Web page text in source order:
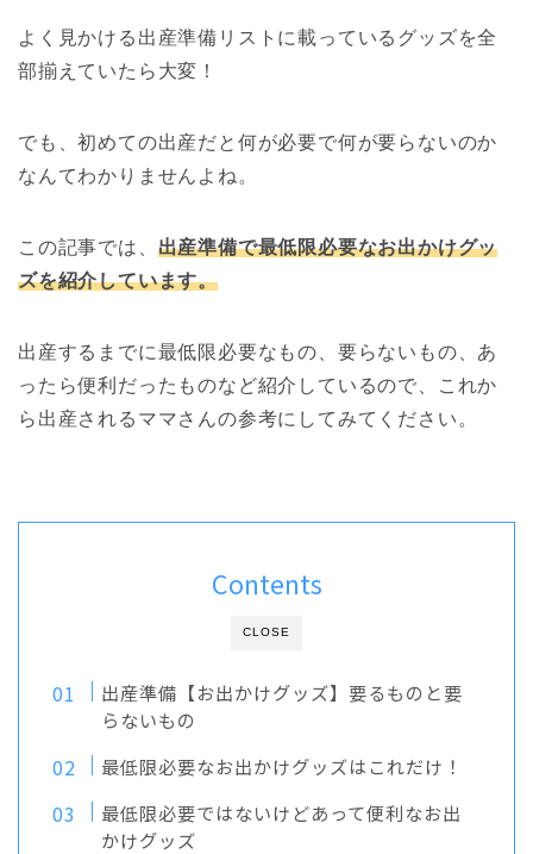
よく見かける出産準備リストに載っているグッズを全
部揃えていたら大変！
でも、初めての出産だと何が必要で何が要らないのか
なんてわかりませんよね。
この記事では、 出産準備で最低限必要なお出かけグッ
ズを紹介しています。
出産するまでに最低限必要なもの、要らないもの、あ
ったら便利だったものなど紹介しているので、これか
ら出産されるママさんの参考にしてみてください。
CLOSE
Contents
出産準備【お出かけグッズ】要るものと要
らないもの
最低限必要なお出かけグッズはこれだけ！
最低限必要ではないけどあって便利なお出
かけグッズ